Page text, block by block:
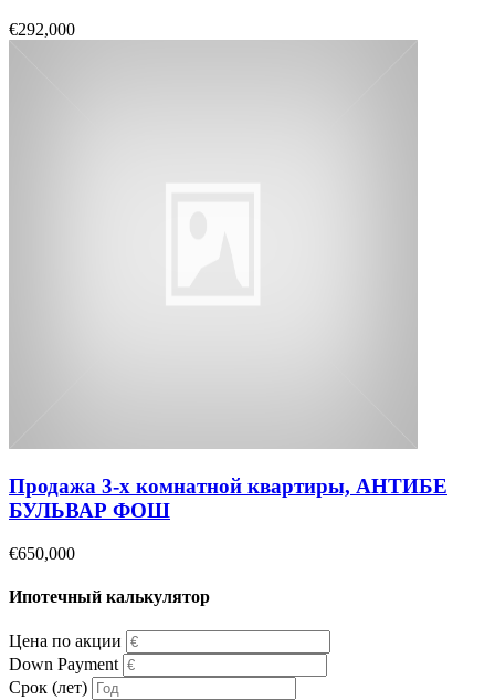
€292,000
Продажа 3-х комнатной квартиры, АНТИБЕ
БУЛЬВАР ФОШ
€650,000
Ипотечный калькулятор
Цена по акции
Down Payment
Срок (лет)